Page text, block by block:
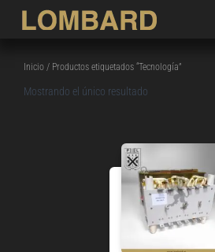
Inicio / Productos etiquetados “Tecnología”
Mostrando el único resultado